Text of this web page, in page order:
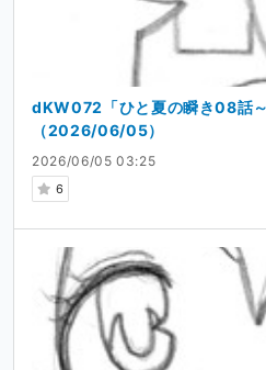
2026/06/05 03:25
6
dKW072「ひと夏の瞬き08話～
（2026/06/05）